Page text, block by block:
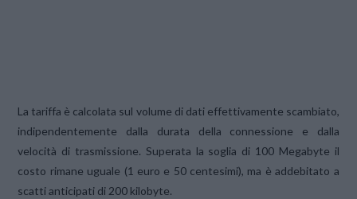
La tariffa è calcolata sul volume di dati effettivamente scambiato,
indipendentemente dalla durata della connessione e dalla
velocità di trasmissione. Superata la soglia di 100 Megabyte il
costo rimane uguale (1 euro e 50 centesimi), ma è addebitato a
scatti anticipati di 200 kilobyte.